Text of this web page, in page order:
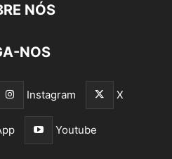
NÓS
NOS
Instagram X
Youtube